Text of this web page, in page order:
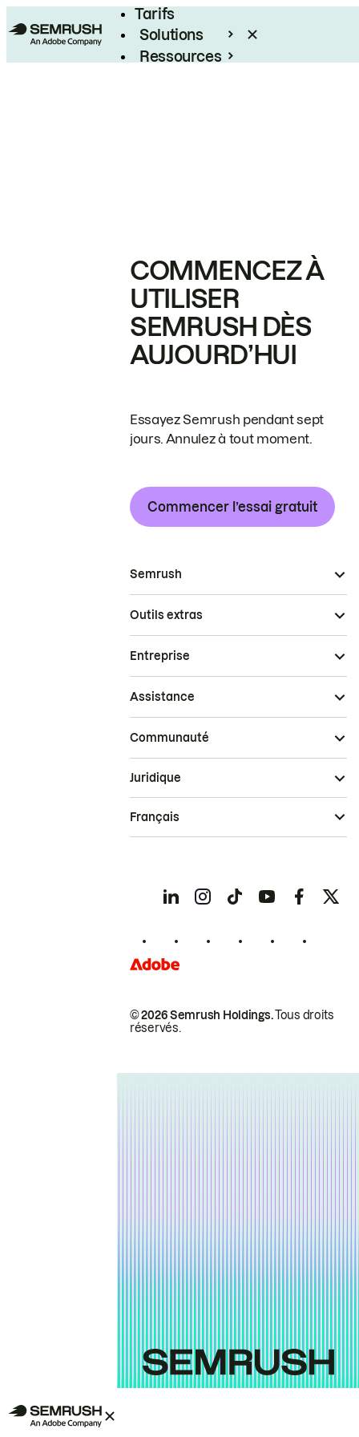
Tarifs
Solutions
Ressources
COMMENCEZ À
UTILISER
SEMRUSH DÈS
AUJOURD’HUI
Essayez Semrush pendant sept
jours. Annulez à tout moment.
Commencer l’essai gratuit
Semrush
Outils extras
Entreprise
Assistance
Communauté
© 2026 Semrush Holdings.Tous droits
réservés.
Juridique
Français